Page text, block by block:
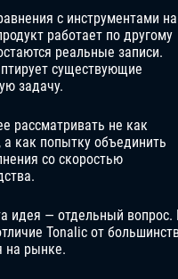
с инструментами на
работает по другому
реальные записи.
существующие
задачу.
рассматривать не как
как попытку объединить
со скоростью
идея — отдельный вопрос.
Tonalic от
на рынке.